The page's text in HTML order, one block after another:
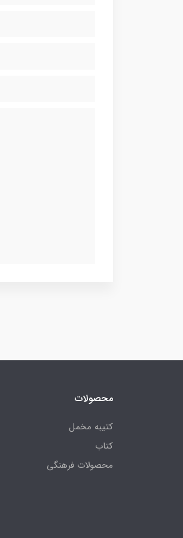
محصولات
کتیبه مخمل
کتاب
محصولات فرهنگی